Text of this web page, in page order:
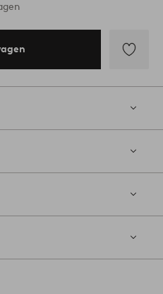
aan